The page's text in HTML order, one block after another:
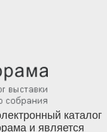
каталог
и является